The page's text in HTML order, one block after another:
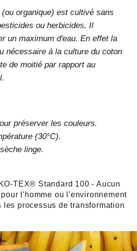
organique) est cultivé sans
ou herbicides, Il
un maximum d'eau. En effet la
nécessaire à la culture du coton
de moitié par rapport au
préserver les couleurs.
(30°C).
linge.
TEX® Standard 100 - Aucun
l'homme ou l'environnement
les processus de transformation